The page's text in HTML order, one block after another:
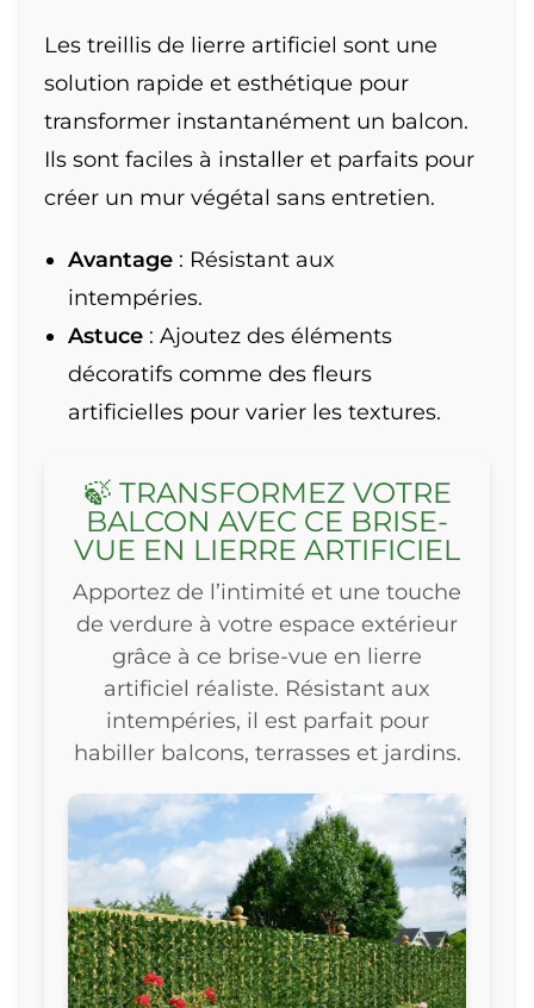
Les treillis de lierre artificiel sont une
solution rapide et esthétique pour
transformer instantanément un balcon.
Ils sont faciles à installer et parfaits pour
créer un mur végétal sans entretien.
Avantage : Résistant aux
intempéries.
Astuce : Ajoutez des éléments
décoratifs comme des fleurs
artificielles pour varier les textures.
🍃 TRANSFORMEZ VOTRE
BALCON AVEC CE BRISE-
VUE EN LIERRE ARTIFICIEL
Apportez de l’intimité et une touche
de verdure à votre espace extérieur
grâce à ce brise-vue en lierre
artificiel réaliste. Résistant aux
intempéries, il est parfait pour
habiller balcons, terrasses et jardins.